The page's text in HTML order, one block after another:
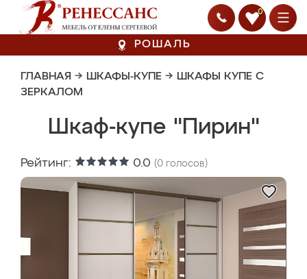
0
РОШАЛЬ
ГЛАВНАЯ → ШКАФЫ-КУПЕ → ШКАФЫ КУПЕ С
ЗЕРКАЛОМ
Шкаф-купе "Пирин"
Рейтинг: 0.0 (0 голосов)